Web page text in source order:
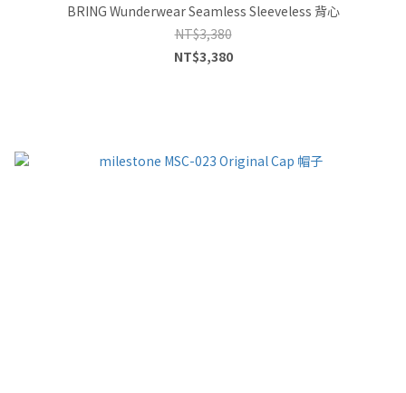
BRING Wunderwear Seamless Sleeveless 背心
NT$3,380
NT$3,380